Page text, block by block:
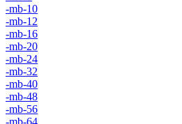
-mb-10
-mb-12
-mb-16
-mb-20
-mb-24
-mb-32
-mb-40
-mb-48
-mb-56
-mb-64